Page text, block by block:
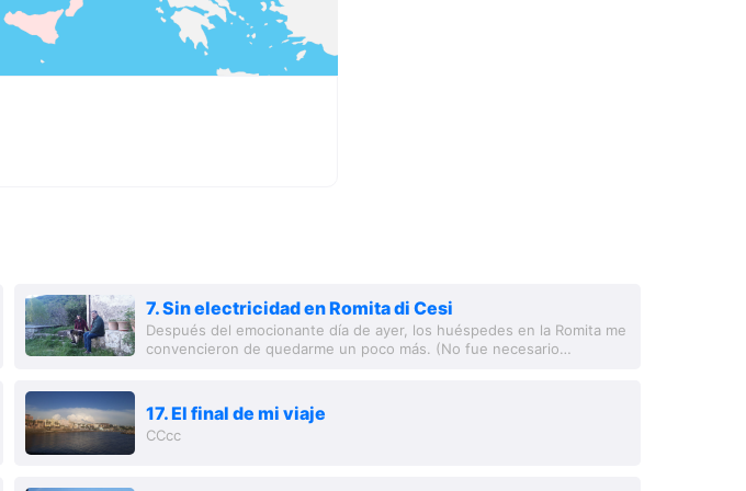
7. Sin electricidad en Romita di Cesi
Después del emocionante día de ayer, los huéspedes en la Romita me
convencieron de quedarme un poco más. (No fue necesario
17. El final de mi viaje
CCcc